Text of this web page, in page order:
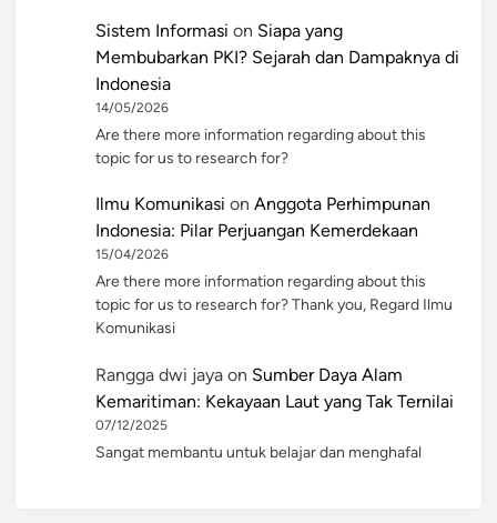
Sistem Informasi on Siapa yang
Membubarkan PKI? Sejarah dan Dampaknya di
Indonesia
14/05/2026
Are there more information regarding about this
topic for us to research for?
Ilmu Komunikasi on Anggota Perhimpunan
Indonesia: Pilar Perjuangan Kemerdekaan
15/04/2026
Are there more information regarding about this
topic for us to research for? Thank you, Regard Ilmu
Komunikasi
Rangga dwi jaya on Sumber Daya Alam
Kemaritiman: Kekayaan Laut yang Tak Ternilai
07/12/2025
Sangat membantu untuk belajar dan menghafal